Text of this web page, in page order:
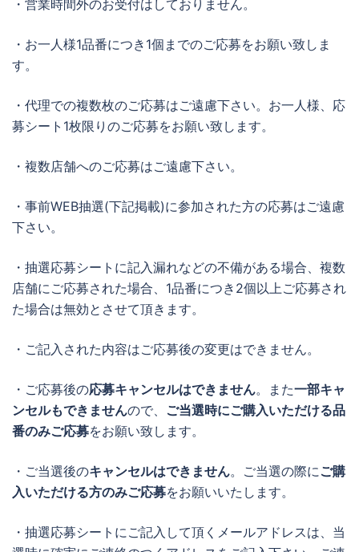
・営業時間外のお受付はしておりません。
・お一人様1品番につき1個までのご応募をお願い致しま
す。
・代理での複数枚のご応募はご遠慮下さい。お一人様、応
募シート1枚限りのご応募をお願い致します。
・複数店舗へのご応募はご遠慮下さい。
・事前WEB抽選(下記掲載)に参加された方の応募はご遠慮
下さい。
・抽選応募シートに記入漏れなどの不備がある場合、複数
店舗にご応募された場合、1品番につき2個以上ご応募され
た場合は無効とさせて頂きます。
・ご記入された内容はご応募後の変更はできません。
・ご応募後の応募キャンセルはできません。また一部キャ
ンセルもできませんので、 ご当選時にご購入いただける品
番のみご応募をお願い致します。
・ご当選後のキャンセルはできません。ご当選の際にご購
入いただける方のみご応募をお願いいたします。
・抽選応募シートにご記入して頂くメールアドレスは、当